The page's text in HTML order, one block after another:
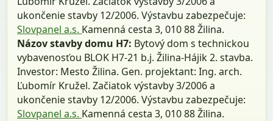
ukončenie stavby 12/2006. Výstavbu zabezpečuje:
Slovpanel a.s. Kamenná cesta 3, 010 88 Žilina.
Názov stavby domu H7: Bytový dom s technickou
vybavenosťou BLOK H7-21 b.j. Žilina-Hájik 2. stavba.
Investor: Mesto Žilina. Gen. projektant: Ing. arch.
Ľubomír Kružel. Začiatok výstavby 3/2006 a
ukončenie stavby 12/2006. Výstavbu zabezpečuje:
Slovpanel a.s. Kamenná cesta 3, 010 88 Žilina.